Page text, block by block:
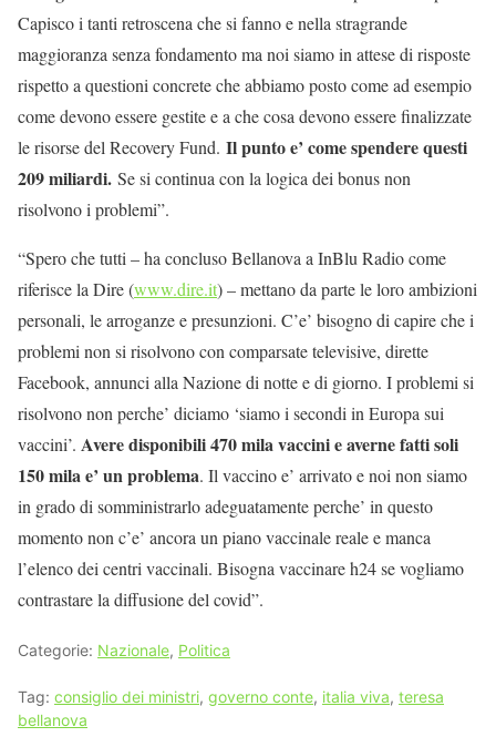
Capisco i tanti retroscena che si fanno e nella stragrande
maggioranza senza fondamento ma noi siamo in attese di risposte
rispetto a questioni concrete che abbiamo posto come ad esempio
come devono essere gestite e a che cosa devono essere finalizzate
le risorse del Recovery Fund. Il punto e’ come spendere questi
209 miliardi. Se si continua con la logica dei bonus non
risolvono i problemi”.
“Spero che tutti – ha concluso Bellanova a InBlu Radio come
riferisce la Dire (www.dire.it) – mettano da parte le loro ambizioni
personali, le arroganze e presunzioni. C’e’ bisogno di capire che i
problemi non si risolvono con comparsate televisive, dirette
Facebook, annunci alla Nazione di notte e di giorno. I problemi si
risolvono non perche’ diciamo ‘siamo i secondi in Europa sui
vaccini’. Avere disponibili 470 mila vaccini e averne fatti soli
150 mila e’ un problema. Il vaccino e’ arrivato e noi non siamo
in grado di somministrarlo adeguatamente perche’ in questo
momento non c’e’ ancora un piano vaccinale reale e manca
l’elenco dei centri vaccinali. Bisogna vaccinare h24 se vogliamo
contrastare la diffusione del covid”.
Categorie: Nazionale, Politica
Tag: consiglio dei ministri, governo conte, italia viva, teresa
bellanova